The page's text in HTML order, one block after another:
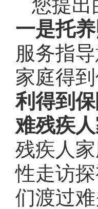
您提出
一是托
服务指
家庭得
利得到保
难残疾
残疾人
性走访
们渡过难